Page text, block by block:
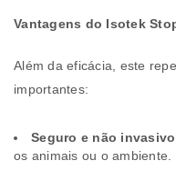
Vantagens do Isotek
Além da eficácia, este
importantes:
Seguro e não
os animais ou o ambiente.